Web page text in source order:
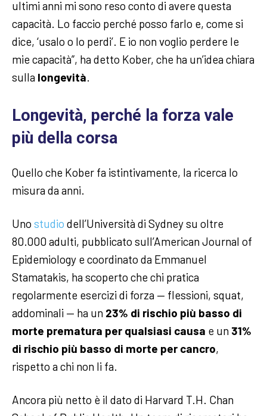
ultimi anni mi sono reso conto di avere questa
capacità. Lo faccio perché posso farlo e, come si
dice, ‘usalo o lo perdi’. E io non voglio perdere le
mie capacità”, ha detto Kober, che ha un’idea chiara
sulla longevità.
Longevità, perché la forza vale
più della corsa
Quello che Kober fa istintivamente, la ricerca lo
misura da anni.
Uno studio dell’Università di Sydney su oltre
80.000 adulti, pubblicato sull’American Journal of
Epidemiology e coordinato da Emmanuel
Stamatakis, ha scoperto che chi pratica
regolarmente esercizi di forza — flessioni, squat,
addominali — ha un 23% di rischio più basso di
morte prematura per qualsiasi causa e un 31%
di rischio più basso di morte per cancro,
rispetto a chi non li fa.
Ancora più netto è il dato di Harvard T.H. Chan